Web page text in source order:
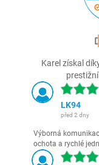
Karel získal
LK94
před 2 dny
Výborná
ochota a rychlé